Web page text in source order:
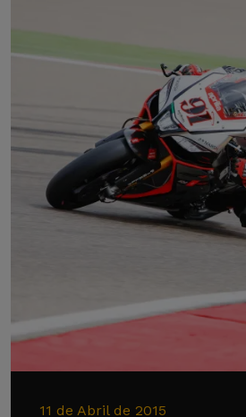
11 de Abril de 2015